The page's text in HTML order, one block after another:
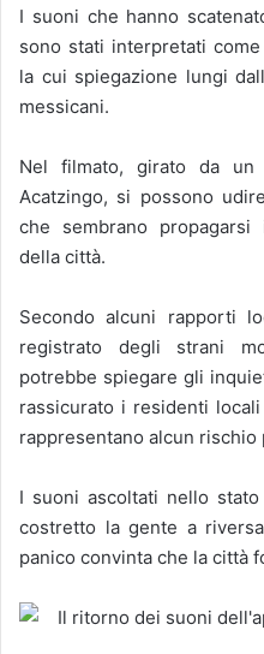
I suoni che hanno
sono stati interpretati
la cui spiegazione lungi
messicani.
Nel filmato, girato da un
Acatzingo, si possono
che sembrano
della città.
Secondo alcuni rapporti
registrato degli strani
potrebbe spiegare gli
rassicurato i residenti
rappresentano alcun rischio
I suoni ascoltati nello
costretto la gente a
panico convinta che la città